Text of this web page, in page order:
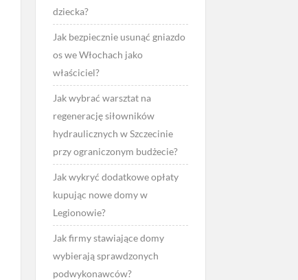
dziecka?
Jak bezpiecznie usunąć gniazdo
os we Włochach jako
właściciel?
Jak wybrać warsztat na
regenerację siłowników
hydraulicznych w Szczecinie
przy ograniczonym budżecie?
Jak wykryć dodatkowe opłaty
kupując nowe domy w
Legionowie?
Jak firmy stawiające domy
wybierają sprawdzonych
podwykonawców?